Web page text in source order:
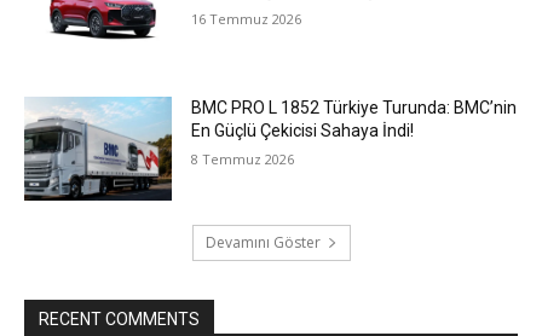
16 Temmuz 2026
BMC PRO L 1852 Türkiye Turunda: BMC’nin
En Güçlü Çekicisi Sahaya İndi!
8 Temmuz 2026
Devamını Göster
RECENT COMMENTS